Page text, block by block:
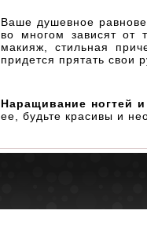
Ваше душевное
во многом зависят от
макияж, стильная
придется прятать свои
Наращивание ногтей
ее, будьте красивы и